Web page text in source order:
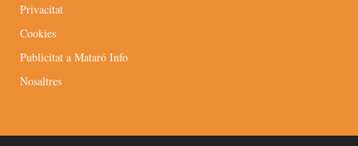
Privacitat
Cookies
Publicitat a Mataró Info
Nosaltres